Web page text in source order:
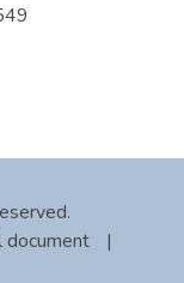
document
|